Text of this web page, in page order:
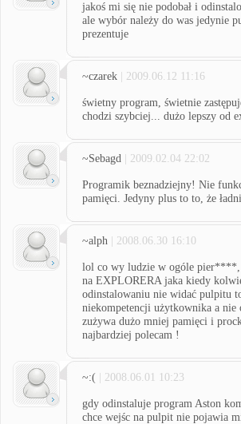
jakoś mi się nie podobał i
ale wybór należy do was jedynie
prezentuje
~czarek | 2009.06.12 11:16
świetny program, świetnie
chodzi szybciej... dużo lepszy od
~Sebagd | 2009.02.04 22:02
Programik beznadziejny! Nie
pamięci. Jedyny plus to to, że
~alph | 2008.06.30 16:10
lol co wy ludzie w ogóle pier****,
na EXPLORERA jaka kiedy
odinstalowaniu nie widać pulpitu
niekompetencji użytkownika a
zużywa dużo mniej pamięci i
najbardziej polecam !
~:( | 2008.06.01 10:23
gdy odinstaluje program Aston
chce wejśc na pulpit nie pojawia